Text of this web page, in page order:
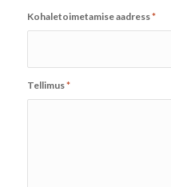
Kohaletoimetamise aadress*
Tellimus*